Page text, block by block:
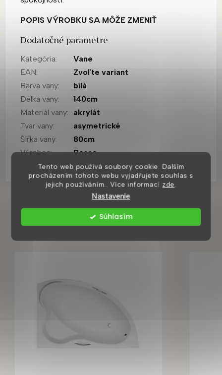
Tento web používá soubory cookie. Dalším
procházením tohoto webu vyjadřujete souhlas s
jejich používáním.. Více informací zde
Nastavenie
Súhlasím
POPIS VÝROBKU SA MÔŽE ZMENIŤ
Dodatočné parametre
Kategória:
Vane
EAN:
Zvoľte variant
Barva vany:
bílá
Délka vany:
140cm
Materiál vany:
akrylát
Tvar vany:
asymetrické
Šířka vany:
80cm
Výrobce:
Besco
Záruka: 10 let
Mohlo by se vám také líbit